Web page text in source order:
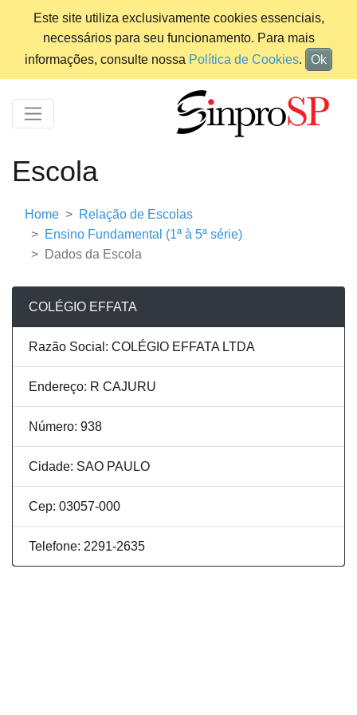
Este site utiliza exclusivamente cookies essenciais,
necessários para seu funcionamento. Para mais
informações, consulte nossa Política de Cookies. Ok
Escola
Home
Relação de Escolas
Ensino Fundamental (1ª à 5ª série)
Dados da Escola
COLÉGIO EFFATA
Razão Social: COLÉGIO EFFATA LTDA
Endereço: R CAJURU
Número: 938
Cidade: SAO PAULO
Cep: 03057-000
Telefone: 2291-2635